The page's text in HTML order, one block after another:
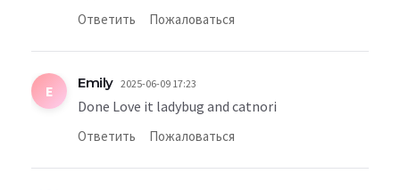
Ответить Пожаловаться
E Emily 2025-06-09 17:23
Done Love it ladybug and catnori
Ответить Пожаловаться